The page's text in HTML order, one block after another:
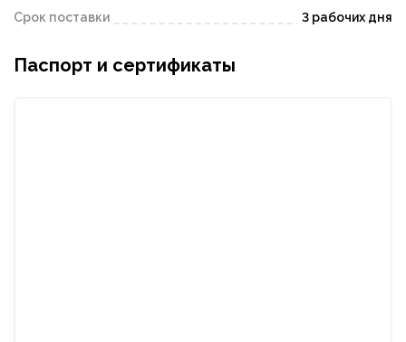
Срок поставки 3 рабочих дня
Паспорт и сертификаты